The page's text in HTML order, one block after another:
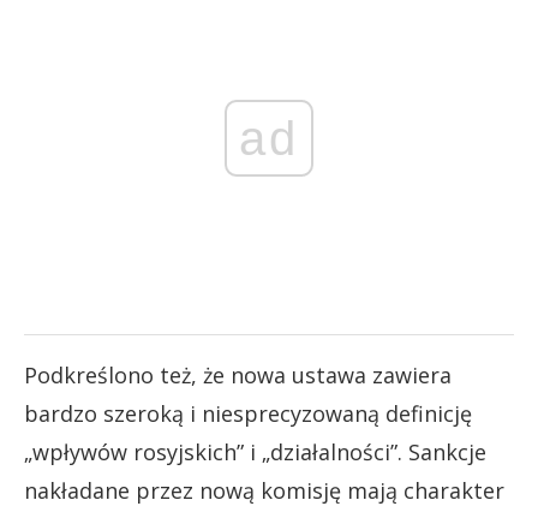
ad
Podkreślono też, że nowa ustawa zawiera
bardzo szeroką i niesprecyzowaną definicję
„wpływów rosyjskich” i „działalności”. Sankcje
nakładane przez nową komisję mają charakter